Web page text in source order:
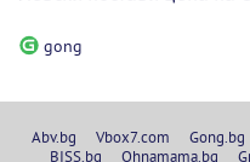
gong
Abv.bg Vbox7.com Gong.bg
BISS.bg
Ohnamama.bg